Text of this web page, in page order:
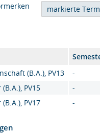
(B.A.), PV13 -
PV15 -
PV17 -